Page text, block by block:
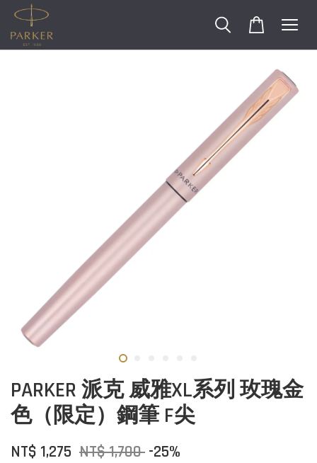
PARKER 派克 威雅XL系列 玫瑰金
色（限定）鋼筆 F尖
NT$ 1,275 NT$ 1,700 -25%